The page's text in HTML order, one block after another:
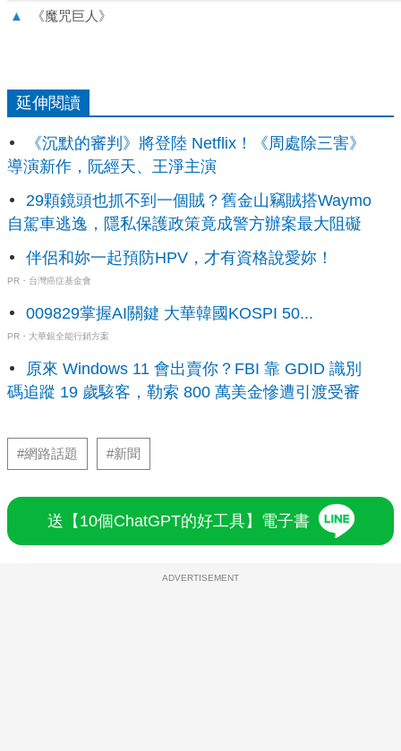
▲ 《魔咒巨人》
延伸閱讀
《沉默的審判》將登陸 Netflix！《周處除三害》
導演新作，阮經天、王淨主演
29顆鏡頭也抓不到一個賊？舊金山竊賊搭Waymo
自駕車逃逸，隱私保護政策竟成警方辦案最大阻礙
伴侶和妳一起預防HPV，才有資格說愛妳！
PR・台灣癌症基金會
009829掌握AI關鍵 大華韓國KOSPI 50...
PR・大華銀全能行銷方案
原來 Windows 11 會出賣你？FBI 靠 GDID 識別
碼追蹤 19 歲駭客，勒索 800 萬美金慘遭引渡受審
#網路話題 #新聞
送【10個ChatGPT的好工具】電子書
ADVERTISEMENT